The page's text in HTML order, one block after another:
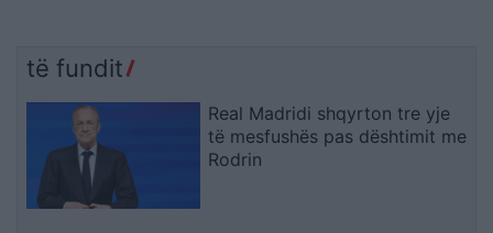
të fundit
Real Madridi shqyrton tre yje
të mesfushës pas dështimit me
Rodrin